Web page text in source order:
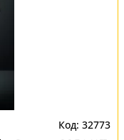
32773